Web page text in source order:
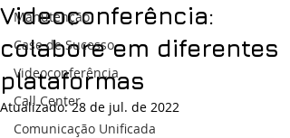
Manutenção
Case de Sucesso
Videoconferência
Call Center
Comunicação Unificada
Videoconferência:
colabore em diferentes
plataformas
Atualizado:28 de jul. de 2022